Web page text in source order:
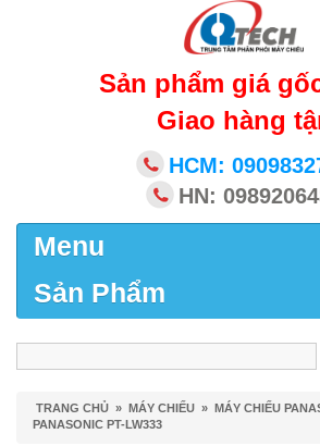
Sản phẩm giá
Giao hàng
HCM:
HN:
Menu
Sản Phẩm
TRANG CHỦ » MÁY CHIẾU » MÁY CHIẾU
PANASONIC PT-LW333